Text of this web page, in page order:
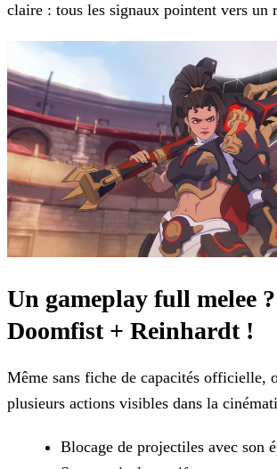
claire : tous les signaux pointent vers un
Un gameplay full melee
Doomfist + Reinhardt !
Même sans fiche de capacités officielle,
plusieurs actions visibles dans la
Blocage de projectiles avec son